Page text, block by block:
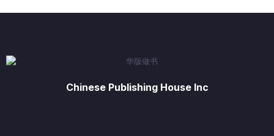
Chinese Publishing House Inc